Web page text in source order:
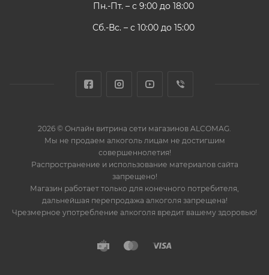
Пн.-Пт. – с 9:00 до 18:00
Сб.-Вс. – с 10:00 до 15:00
2026 © Онлайн витрина сети магазинов ALCOMAG.
Мы не продаем алкоголь лицам не достигшим
совершеннолетия!
Распространение и использование материалов сайта
запрещено!
Магазин работает только для конечного потребителя,
дальнейшая перепродажа алкоголя запрещена!
Чрезмерное употребление алкоголя вредит вашему здоровью!